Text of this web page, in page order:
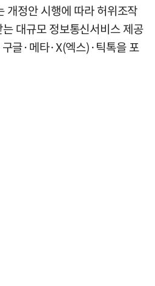
개정안 시행에 따라 허위조작
대규모 정보통신서비스 제공
글·메타·X(엑스)·틱톡을 포